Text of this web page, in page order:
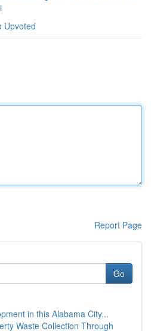
Upvoted
Report Page
Go
in this Alabama City...
Waste Collection Through